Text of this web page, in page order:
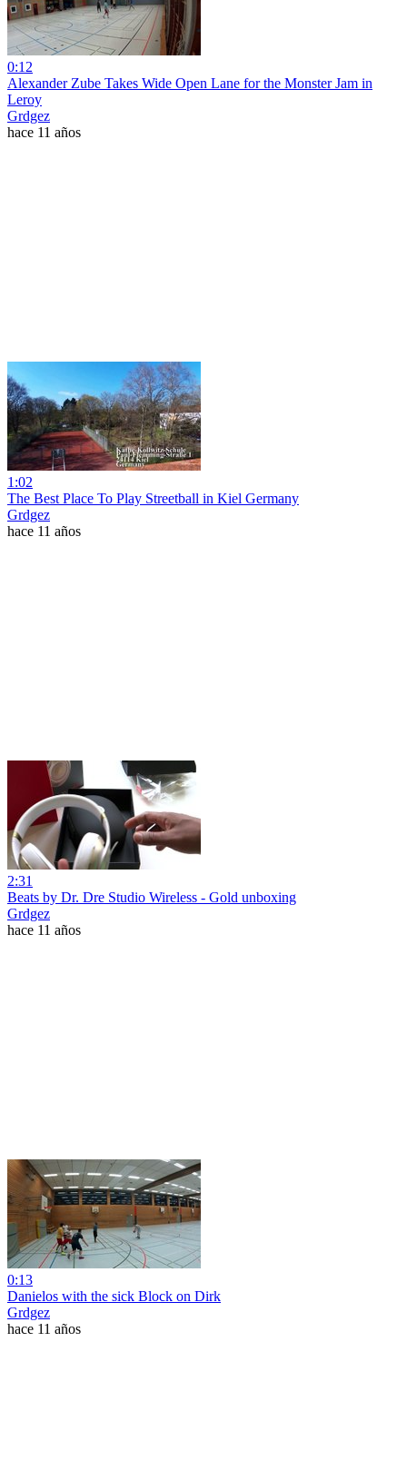
0:12
Alexander Zube Takes Wide Open Lane for the Monster Jam in
Leroy
Grdgez
hace 11 años
1:02
The Best Place To Play Streetball in Kiel Germany
Grdgez
hace 11 años
2:31
Beats by Dr. Dre Studio Wireless - Gold unboxing
Grdgez
hace 11 años
0:13
Danielos with the sick Block on Dirk
Grdgez
hace 11 años